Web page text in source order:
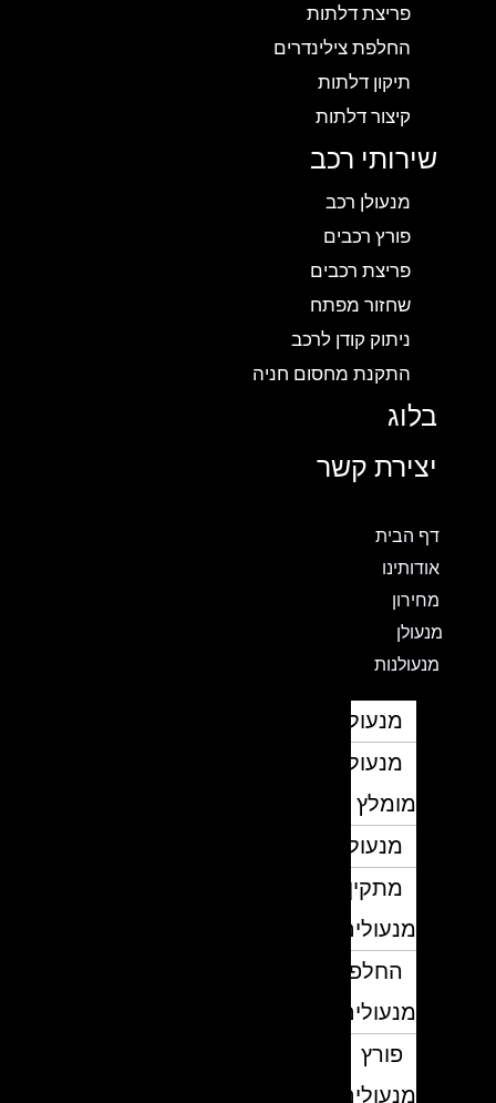
פריצת דלתות
החלפת צילינדרים
תיקון דלתות
קיצור דלתות
שירותי רכב
מנעולן רכב
פורץ רכבים
פריצת רכבים
שחזור מפתח
ניתוק קודן לרכב
התקנת מחסום חניה
בלוג
יצירת קשר
דף הבית
אודותינו
מחירון
מנעולן
מנעולנות
מנעולן
מנעולן
מומלץ
מנעולנים
מתקין
מנעולים
החלפת
מנעולים
פורץ
מנעולים